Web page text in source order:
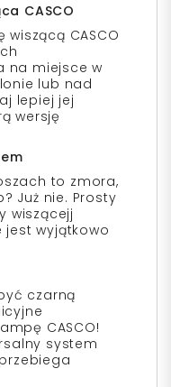
CASCO
CASCO
na miejsce w
lub nad
lepiej jej
wersję
to zmora,
Już nie. Prosty
wiszącejj
jest wyjątkowo
czarną
CASCO!
system